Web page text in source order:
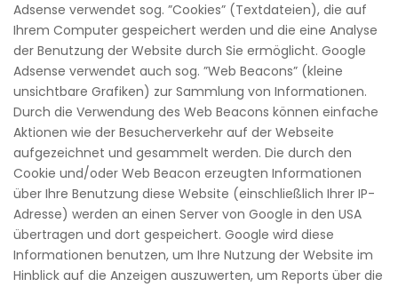
Adsense verwendet sog. ”Cookies” (Textdateien), die auf
Ihrem Computer gespeichert werden und die eine Analyse
der Benutzung der Website durch Sie ermöglicht. Google
Adsense verwendet auch sog. ”Web Beacons” (kleine
unsichtbare Grafiken) zur Sammlung von Informationen.
Durch die Verwendung des Web Beacons können einfache
Aktionen wie der Besucherverkehr auf der Webseite
aufgezeichnet und gesammelt werden. Die durch den
Cookie und/oder Web Beacon erzeugten Informationen
über Ihre Benutzung diese Website (einschließlich Ihrer IP-
Adresse) werden an einen Server von Google in den USA
übertragen und dort gespeichert. Google wird diese
Informationen benutzen, um Ihre Nutzung der Website im
Hinblick auf die Anzeigen auszuwerten, um Reports über die